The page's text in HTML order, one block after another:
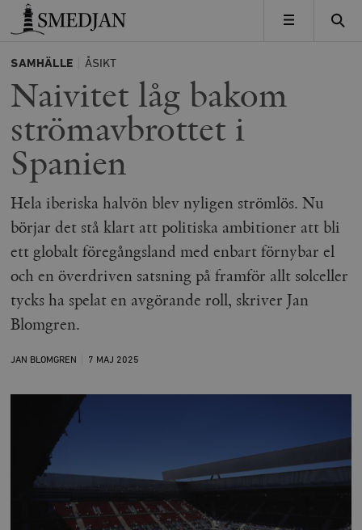
Timbro
MENY
SAMHÄLLE ÅSIKT
Naivitet låg bakom
strömavbrottet i
Spanien
Hela iberiska halvön blev nyligen strömlös. Nu
börjar det stå klart att politiska ambitioner att bli
ett globalt föregångsland med enbart förnybar el
och en överdriven satsning på framför allt solceller
tycks ha spelat en avgörande roll, skriver Jan
Blomgren.
JAN BLOMGREN 7 MAJ 2025